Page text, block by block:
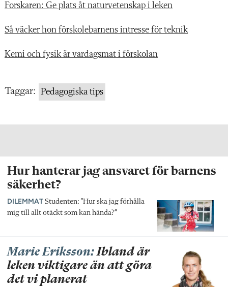
Forskaren: Ge plats åt naturvetenskap i leken
Så väcker hon förskolebarnens intresse för teknik
Kemi och fysik är vardagsmat i förskolan
Taggar: Pedagogiska tips
Hur hanterar jag ansvaret för barnens
säkerhet?
DILEMMAT Studenten: ”Hur ska jag förhålla
mig till allt otäckt som kan hända?”
Marie Eriksson:Ibland är
leken viktigare än att göra
det vi planerat